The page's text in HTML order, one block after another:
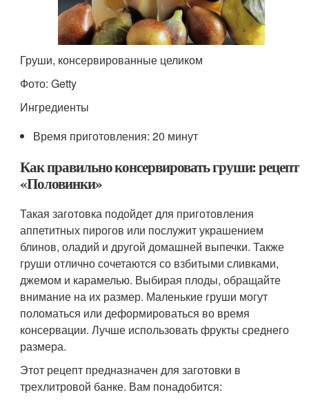
Груши, консервированные целиком
Фото: Getty
Ингредиенты
Время приготовления: 20 минут
Как правильно консервировать груши: рецепт
«Половинки»
Такая заготовка подойдет для приготовления
аппетитных пирогов или послужит украшением
блинов, оладий и другой домашней выпечки. Также
груши отлично сочетаются со взбитыми сливками,
джемом и карамелью. Выбирая плоды, обращайте
внимание на их размер. Маленькие груши могут
поломаться или деформироваться во время
консервации. Лучше использовать фрукты среднего
размера.
Этот рецепт предназначен для заготовки в
трехлитровой банке. Вам понадобится: